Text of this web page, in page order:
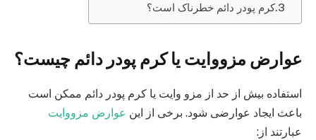
کرم پودر دائم خطرناک است؟
عوارض مزووایت یا کرم پودر دائم چیست؟
استفاده بیش از حد از مزو وایت یا کرم پودر دائم ممکن است
باعث ایجاد عوارضی شود. برخی از این عوارض مزووایت
عبارتند از: